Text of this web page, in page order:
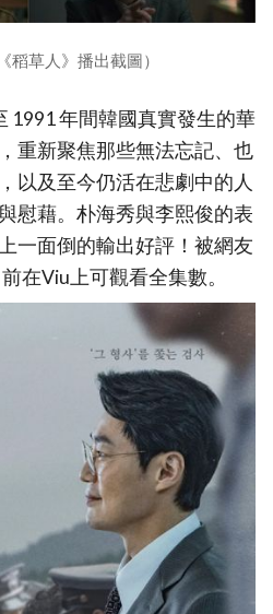
稻草人》播出截圖）
1991 年間韓國真實發生的華
重新聚焦那些無法忘記、也
以及至今仍活在悲劇中的人
慰藉。朴海秀與李熙俊的表
一面倒的輸出好評！被網友
在Viu上可觀看全集數。